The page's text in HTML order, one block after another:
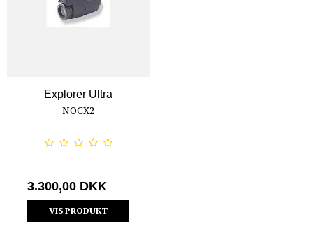
Explorer Ultra
NOCX2
3.300,00 DKK
VIS PRODUKT